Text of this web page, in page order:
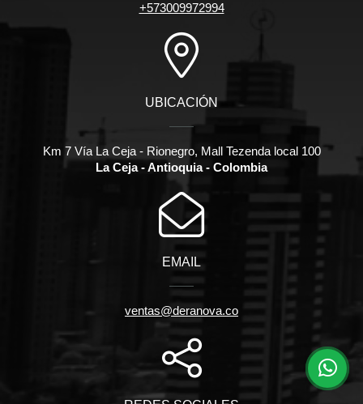
+573009972994
UBICACIÓN
Km 7 Vía La Ceja - Rionegro, Mall Tezenda local 100
La Ceja - Antioquia - Colombia
EMAIL
ventas@deranova.co